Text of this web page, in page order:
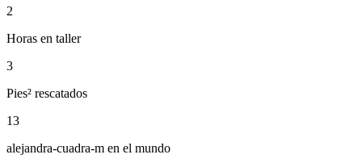
2
Horas en taller
3
Pies² rescatados
13
alejandra-cuadra-m en el mundo